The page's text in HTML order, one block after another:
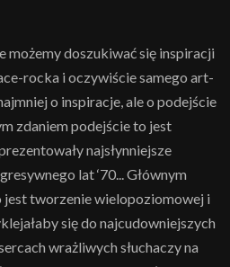
możemy doszukiwać się inspiracji
rocka i oczywiście samego art-
o inspiracje, ale o podejście
zdaniem podejście to jest
najsłynniejsze
lat ‘70... Głównym
tworzenie wielopoziomowej i
się do najcudowniejszych
wrażliwych słuchaczy na